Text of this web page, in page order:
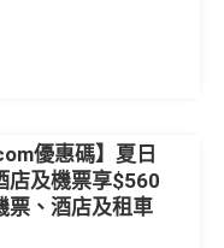
優惠碼】夏日
店及機票享$560
票、酒店及租車